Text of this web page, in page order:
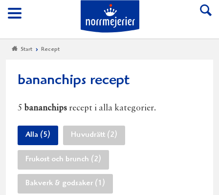
Meny
Till Norrmejerier
Start Recept
bananchips recept
5 bananchips recept i alla kategorier.
Alla (5) Huvudrätt (2)
Frukost och brunch (2)
Bakverk & godsaker (1)